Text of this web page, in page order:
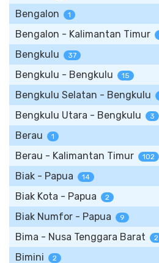
Bengalon 1
Bengalon - Kalimantan Timur
Bengkulu 37
Bengkulu - Bengkulu 15
Bengkulu Selatan - Bengkulu
Bengkulu Utara - Bengkulu 3
Berau 1
Berau - Kalimantan Timur 102
Biak - Papua 14
Biak Kota - Papua 2
Biak Numfor - Papua 9
Bima - Nusa Tenggara Barat 2
Bimini 2